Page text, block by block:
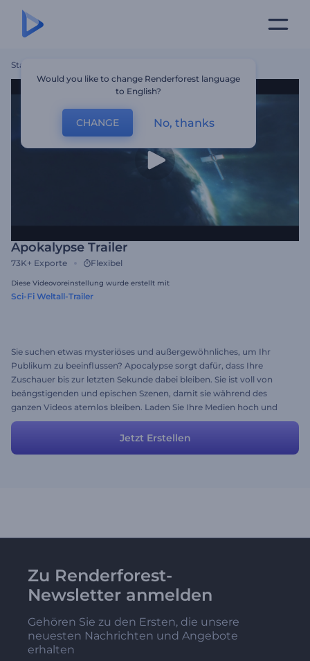
Startseite
Apokalypse Trailer
73K+ Exporte Flexibel
Diese Videovoreinstellung wurde erstellt mit
Sci-Fi Weltall-Trailer
Sie suchen etwas mysteriöses und außergewöhnliches, um Ihr
Publikum zu beeinflussen? Apocalypse sorgt dafür, dass Ihre
Zuschauer bis zur letzten Sekunde dabei bleiben. Sie ist voll von
beängstigenden und epischen Szenen, damit sie während des
ganzen Videos atemlos bleiben. Laden Sie Ihre Medien hoch und
ändern Sie die Beschreibungen, um Ihr perfektes Video in wenigen
Jetzt Erstellen
Zu Renderforest-
Newsletter anmelden
Gehören Sie zu den Ersten, die unsere
neuesten Nachrichten und Angebote
erhalten
Would you like to change Renderforest language
to English?
CHANGE No, thanks